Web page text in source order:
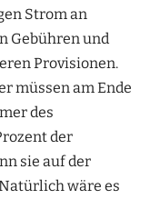
Strom an
Gebühren und
Provisionen.
müssen am Ende
des
der
sie auf der
wäre es